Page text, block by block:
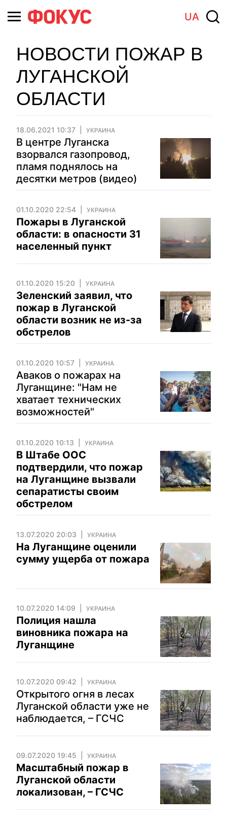
UA
НОВОСТИ ПОЖАР В
ЛУГАНСКОЙ
ОБЛАСТИ
18.06.2021 10:37 УКРАИНА
В центре Луганска
взорвался газопровод,
пламя поднялось на
десятки метров (видео)
01.10.2020 22:54 УКРАИНА
Пожары в Луганской
области: в опасности 31
населенный пункт
01.10.2020 15:20 УКРАИНА
Зеленский заявил, что
пожар в Луганской
области возник не из-за
обстрелов
01.10.2020 10:57 УКРАИНА
Аваков о пожарах на
Луганщине: "Нам не
хватает технических
возможностей"
01.10.2020 10:13 УКРАИНА
В Штабе ООС
подтвердили, что пожар
на Луганщине вызвали
сепаратисты своим
обстрелом
13.07.2020 20:03 УКРАИНА
На Луганщине оценили
сумму ущерба от пожара
10.07.2020 14:09 УКРАИНА
Полиция нашла
виновника пожара на
Луганщине
10.07.2020 09:42 УКРАИНА
Открытого огня в лесах
Луганской области уже не
наблюдается, – ГСЧС
09.07.2020 19:45 УКРАИНА
Масштабный пожар в
Луганской области
локализован, – ГСЧС